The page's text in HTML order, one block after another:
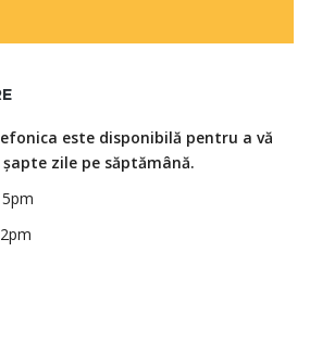
este disponibilă pentru a vă
zile pe săptămână.